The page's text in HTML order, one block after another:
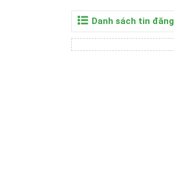
Danh sách tin đăng